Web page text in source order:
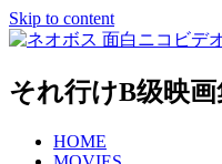
Skip to content
それ行けB级映画
HOME